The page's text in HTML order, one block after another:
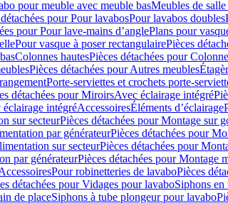
pour meuble avec meuble basMeubles de
pour Pour lavabosPour lavabos doubles
pour Pour lave-mains d’anglePlans pour
Pour vasque à poser rectangulairePièces
Colonnes hautesPièces détachées pour
Pièces détachées pour Autres meubles
Porte-serviettes et crochets porte-
détachées pour MiroirsAvec éclairage intégré
éclairage intégréAccessoiresÉléments d’éclairage
sur secteurPièces détachées pour Montage sur
par générateurPièces détachées pour
sur secteurPièces détachées pour
par générateurPièces détachées pour Montage
Pour robinetteries de lavaboPièces
détachées pour Vidages pour lavaboSiphons en
de placeSiphons à tube plongeur pour lavabo